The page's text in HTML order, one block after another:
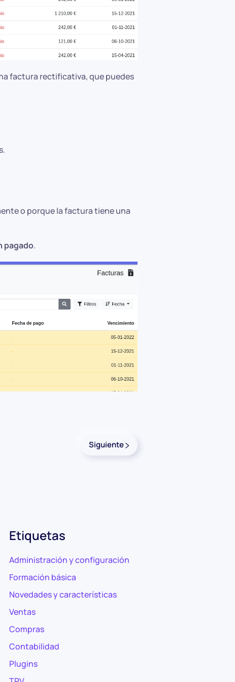
factura rectificativa, que puedes
o porque la factura tiene una
pagado.
Siguiente
Etiquetas
Administración y configuración
Formación básica
Novedades y características
Ventas
Compras
Contabilidad
Plugins